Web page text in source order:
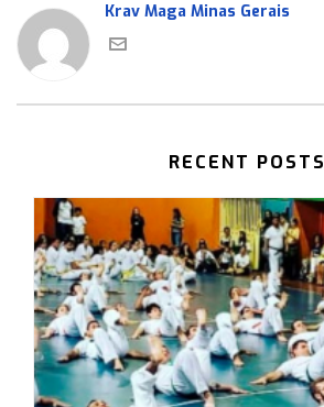
Krav Maga Minas Gerais
RECENT POSTS